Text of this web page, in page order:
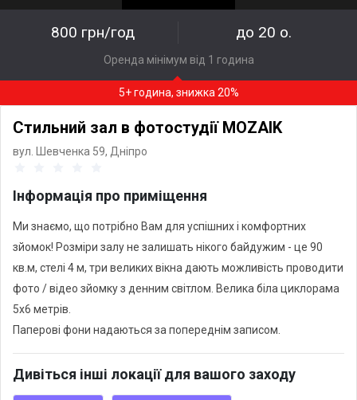
800 грн/год до 20 о.
Оренда мінімум від 1 година
5+ година, знижка 20%
Стильний зал в фотостудії MOZAIK
вул. Шевченка 59, Дніпро
Інформація про приміщення
Ми знаємо, що потрібно Вам для успішних і комфортних
зйомок! Розміри залу не залишать нікого байдужим - це 90
кв.м, стелі 4 м, три великих вікна дають можливість проводити
фото / відео зйомку з денним світлом. Велика біла циклорама
5х6 метрів.
Паперові фони надаються за попереднім записом.
Дивіться інші локації для вашого заходу